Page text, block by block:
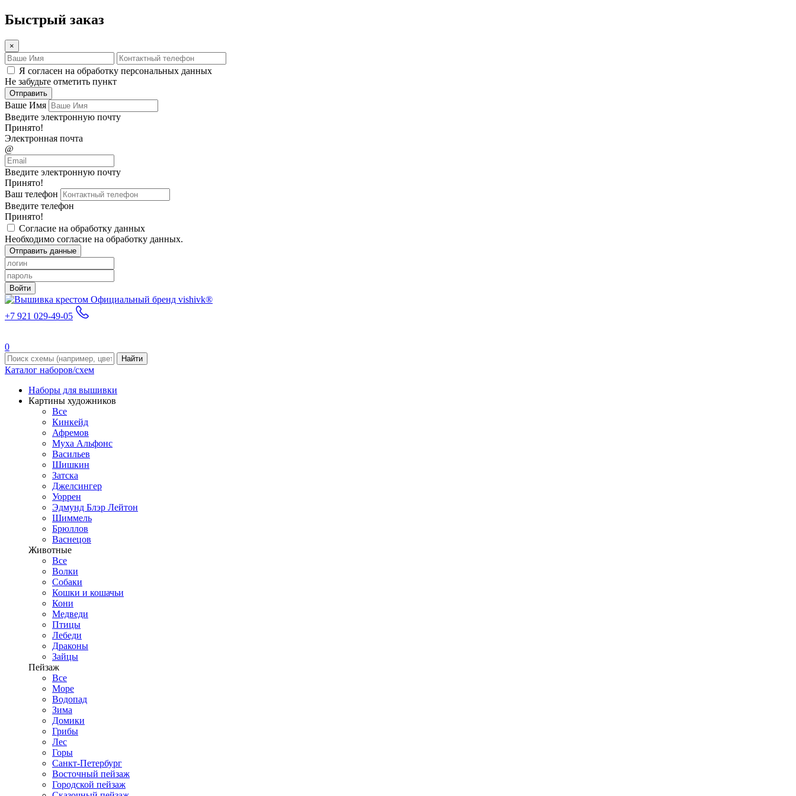
Быстрый заказ
×
Я согласен на обработку персональных данных
Не забудьте отметить пункт
Отправить
Ваше Имя
Введите электронную почту
Принято!
Электронная почта
@
Введите электронную почту
Принято!
Ваш телефон
Введите телефон
Принято!
Согласие на обработку данных
Необходимо согласие на обработку данных.
Отправить данные
Войти
Официальный бренд vishivk®
+7 921 029-49-05
0
Найти
Каталог наборов/схем
Наборы для вышивки
Картины художников
Все
Кинкейд
Афремов
Муха Альфонс
Васильев
Шишкин
Затска
Джелсингер
Уоррен
Эдмунд Блэр Лейтон
Шиммель
Брюллов
Васнецов
Животные
Все
Волки
Собаки
Кошки и кошачьи
Кони
Медведи
Птицы
Лебеди
Драконы
Зайцы
Пейзаж
Все
Море
Водопад
Зима
Домики
Грибы
Лес
Горы
Санкт-Петербург
Восточный пейзаж
Городской пейзаж